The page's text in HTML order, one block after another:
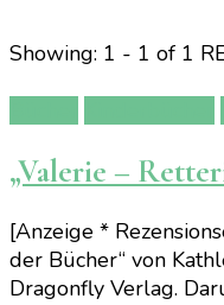
Showing: 1 - 1 of 1
„Valerie –
[Anzeige *
der Bücher“ von
Dragonfly Verlag.